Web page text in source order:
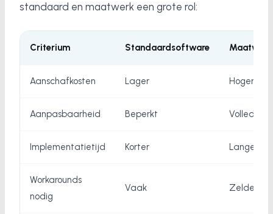
standaard en maatwerk een grote rol:
Criterium Standaardsoftware
Aanschafkosten Lager Hoger
Aanpasbaarheid Beperkt Volledig
Implementatietijd Korter Langer
Workarounds
nodig
Vaak Zelden